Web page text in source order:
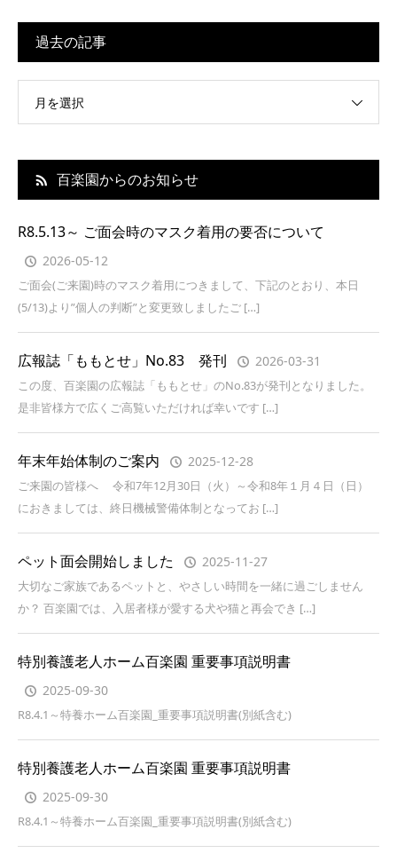
過去の記事
月を選択
百楽園からのお知らせ
R8.5.13～ ご面会時のマスク着用の要否について
2026-05-12
ご面会(ご来園)時のマスク着用につきまして、下記のとおり、本日
(5/13)より”個人の判断”と変更致しましたご […]
広報誌「ももとせ」No.83 発刊 2026-03-31
この度、百楽園の広報誌「ももとせ」のNo.83が発刊となりました。
是非皆様方で広くご高覧いただければ幸いです […]
年末年始体制のご案内 2025-12-28
ご来園の皆様へ 令和7年12月30日（火）～令和8年１月４日（日）
におきましては、終日機械警備体制となってお […]
ペット面会開始しました 2025-11-27
大切なご家族であるペットと、やさしい時間を一緒に過ごしません
か？ 百楽園では、入居者様が愛する犬や猫と再会でき […]
特別養護老人ホーム百楽園 重要事項説明書
2025-09-30
R8.4.1～特養ホーム百楽園_重要事項説明書(別紙含む)
特別養護老人ホーム百楽園 重要事項説明書
2025-09-30
R8.4.1～特養ホーム百楽園_重要事項説明書(別紙含む)